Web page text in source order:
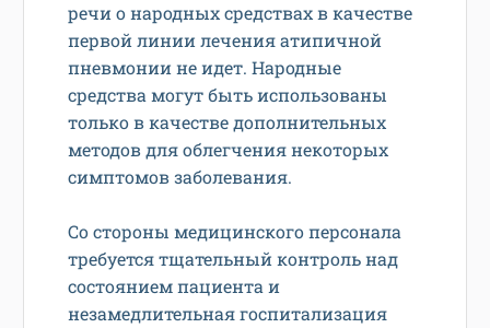
речи о народных средствах в качестве
первой линии лечения атипичной
пневмонии не идет. Народные
средства могут быть использованы
только в качестве дополнительных
методов для облегчения некоторых
симптомов заболевания.
Со стороны медицинского персонала
требуется тщательный контроль над
состоянием пациента и
незамедлительная госпитализация